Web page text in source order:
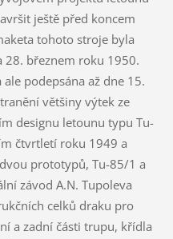
ještě před koncem
tohoto stroje byla
28. březnem roku 1950.
podepsána až dne 15.
většiny výtek ze
designu letounu typu Tu-
čtvrtletí roku 1949 a
prototypů, Tu-85/1 a
závod A.N. Tupoleva
celků draku pro
a zadní části trupu, křídla